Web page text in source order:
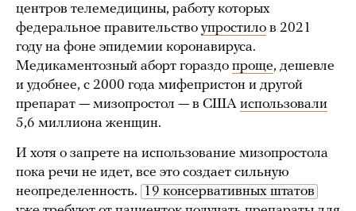
центров телемедицины, работу которых
федеральное правительство упростило в 2021
году на фоне эпидемии коронавируса.
Медикаментозный аборт гораздо проще, дешевле
и удобнее, с 2000 года мифепристон и другой
препарат — мизопростол — в США использовали
5,6 миллиона женщин.
И хотя о запрете на использование мизопростола
пока речи не идет, все это создает сильную
неопределенность. 19 консервативных штатов